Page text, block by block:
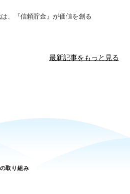
、『信頼貯金』が価値を創る
最新記事をもっと見る
取り組み